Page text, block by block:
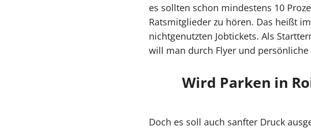
es sollten schon mindestens 10
Ratsmitglieder zu hören. Das heißt
nichtgenutzten Jobtickets. Als
will man durch Flyer und
Wird Parken in
Doch es soll auch sanfter Druck